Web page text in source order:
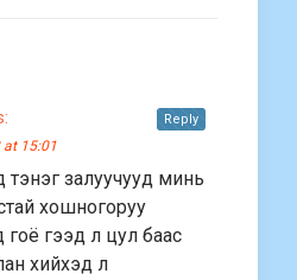
15:01
тэнэг залуучууд минь
хошногоруу
гоё гээд л цул баас
хийхэд л
Reply